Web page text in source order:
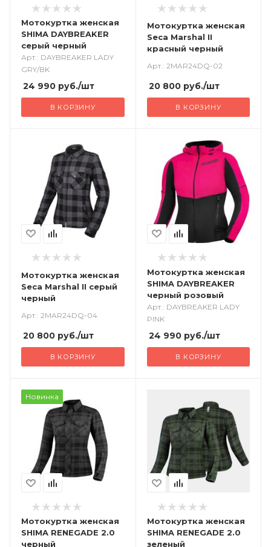
Мотокуртка женская
SHIMA DAYBREAKER
серый черный
Арт.: DAYBREAKER LADY
GRY/BK
24 990 руб./шт
В КОРЗИНУ
Мотокуртка женская
Seca Marshal II
красный черный
Арт.: 2MAR24DQ-02
20 800руб./шт
В КОРЗИНУ
Мотокуртка женская
Seca Marshal II серый
черный
Арт.: 2MAR24DQ-04
20 800 руб./шт
В КОРЗИНУ
Мотокуртка женская
SHIMA DAYBREAKER
черный розовый
Арт.: DAYBREAKER LADY
PINK
24 990руб./шт
В КОРЗИНУ
Новинка
Мотокуртка женская
SHIMA RENEGADE 2.0
черный
Мотокуртка женская
SHIMA RENEGADE 2.0
зеленый